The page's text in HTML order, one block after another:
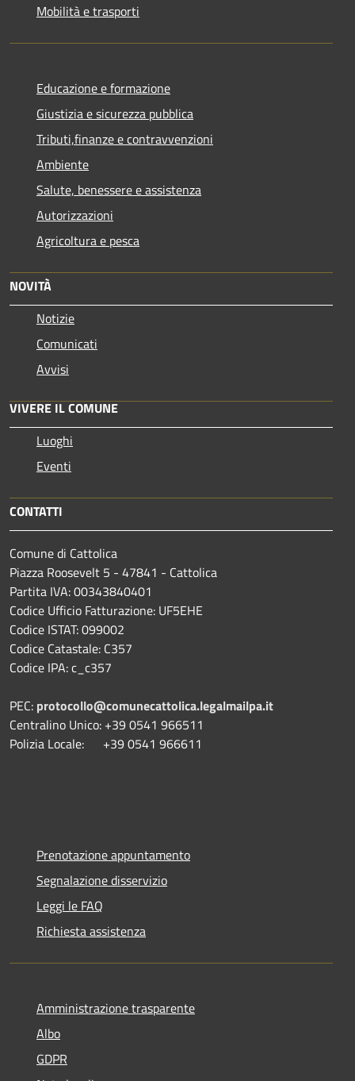
Mobilità e trasporti
Educazione e formazione
Giustizia e sicurezza pubblica
Tributi,finanze e contravvenzioni
Ambiente
Salute, benessere e assistenza
Autorizzazioni
Agricoltura e pesca
NOVITÀ
Notizie
Comunicati
Avvisi
VIVERE IL COMUNE
Luoghi
Eventi
CONTATTI
Comune di Cattolica
Piazza Roosevelt 5 - 47841 - Cattolica
Partita IVA: 00343840401
Codice Ufficio Fatturazione: UF5EHE
Codice ISTAT: 099002
Codice Catastale: C357
Codice IPA: c_c357
PEC: protocollo@comunecattolica.legalmailpa.it
Centralino Unico: +39 0541 966511
Polizia Locale: +39 0541 966611
Prenotazione appuntamento
Segnalazione disservizio
Leggi le FAQ
Richiesta assistenza
Amministrazione trasparente
Albo
GDPR